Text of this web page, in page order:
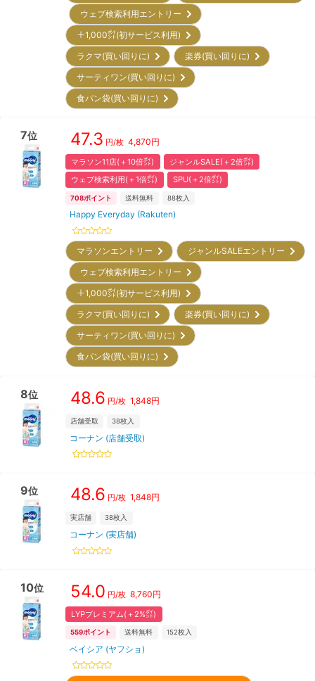
ウェブ検索利用エントリー
＋1,000㌽(初サービス利用)
ラクマ(買い回りに)
楽券(買い回りに)
サーティワン(買い回りに)
食パン袋(買い回りに)
7位 47.3 円/枚 4,870円
マラソン11店(＋10倍㌽)
ジャンルSALE(＋2倍㌽)
ウェブ検索利用(＋1倍㌽)
SPU(＋2倍㌽)
708ポイント 送料無料 88枚入
Happy Everyday (Rakuten)
マラソンエントリー
ジャンルSALEエントリー
ウェブ検索利用エントリー
＋1,000㌽(初サービス利用)
ラクマ(買い回りに)
楽券(買い回りに)
サーティワン(買い回りに)
食パン袋(買い回りに)
8位 48.6 円/枚 1,848円
店舗受取 38枚入
コーナン (店舗受取)
9位 48.6 円/枚 1,848円
実店舗 38枚入
コーナン (実店舗)
10位 54.0 円/枚 8,760円
LYPプレミアム(＋2%㌽)
559ポイント 送料無料 152枚入
ベイシア (ヤフショ)